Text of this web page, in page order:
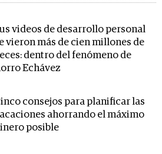
videos de desarrollo personal
vieron más de cien millones de
dentro del fenómeno de
Echávez
consejos para planificar las
ahorrando el máximo
posible